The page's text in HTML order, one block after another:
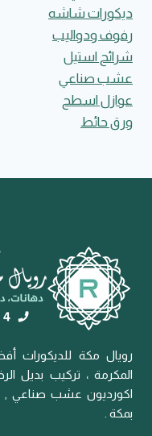
ديكورات شاشه
رفوف ودواليب
شرائح استيل
عشب صناعي
عوازل اسطح
ورق حائط
رويال مكة للديكورات
المكرمة ، تركيب بديل
اكورديون عشب صناعي ,
بمكة .